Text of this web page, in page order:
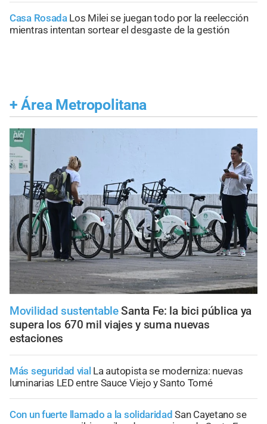
Casa Rosada Los Milei se juegan todo por la reelección
mientras intentan sortear el desgaste de la gestión
+ Área Metropolitana
Movilidad sustentable Santa Fe: la bici pública ya
supera los 670 mil viajes y suma nuevas
estaciones
Más seguridad vial La autopista se moderniza: nuevas
luminarias LED entre Sauce Viejo y Santo Tomé
Con un fuerte llamado a la solidaridad San Cayetano se